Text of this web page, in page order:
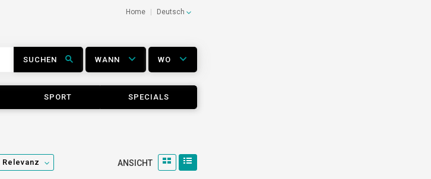
Home Deutsch
SUCHEN WANN WO
SPORT SPECIALS
Relevanz ANSICHT